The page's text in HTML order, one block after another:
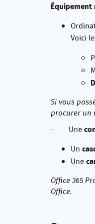
Équipement
Voici
Si vous
procurer un
· Une
Un
Une
Office 365
Office.